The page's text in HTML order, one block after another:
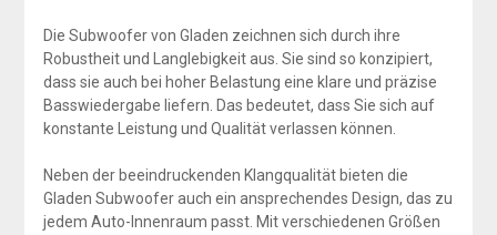
Die Subwoofer von Gladen zeichnen sich durch ihre
Robustheit und Langlebigkeit aus. Sie sind so konzipiert,
dass sie auch bei hoher Belastung eine klare und präzise
Basswiedergabe liefern. Das bedeutet, dass Sie sich auf
konstante Leistung und Qualität verlassen können.
Neben der beeindruckenden Klangqualität bieten die
Gladen Subwoofer auch ein ansprechendes Design, das zu
jedem Auto-Innenraum passt. Mit verschiedenen Größen